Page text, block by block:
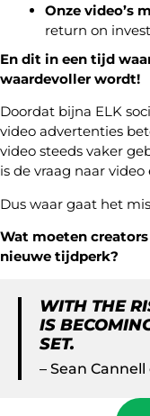
Onze video’s
return on
En dit in een tijd
waardevoller wordt!
Doordat bijna ELK
video advertenties
video steeds vaker
is de vraag naar
Dus waar gaat het
Wat moeten
nieuwe tijdperk?
WITH THE
IS
SET.
– Sean